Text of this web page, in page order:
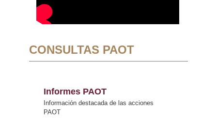
CONSULTAS PAOT
Informes PAOT
Información destacada de las acciones
PAOT